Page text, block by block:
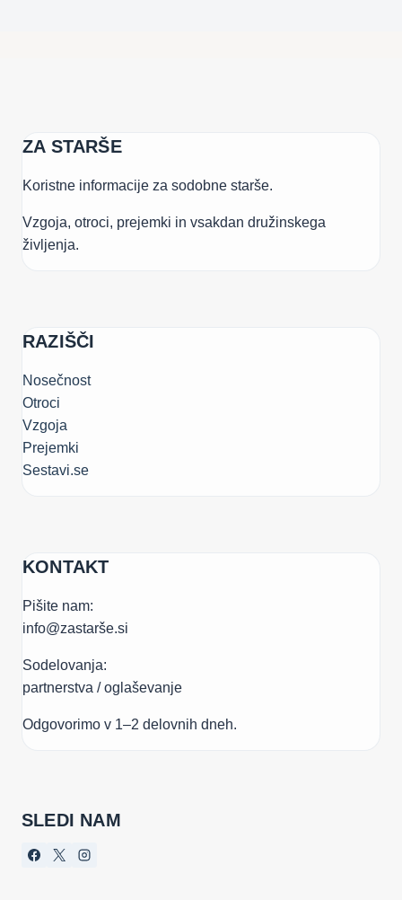
ZA STARŠE
Koristne informacije za sodobne starše.
Vzgoja, otroci, prejemki in vsakdan družinskega
življenja.
RAZIŠČI
Nosečnost
Otroci
Vzgoja
Prejemki
Sestavi.se
KONTAKT
Pišite nam:
info@zastarše.si
Sodelovanja:
partnerstva / oglaševanje
Odgovorimo v 1–2 delovnih dneh.
SLEDI NAM